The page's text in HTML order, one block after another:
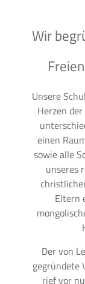
Wir
Unsere
Herzen
einen
sowie alle
unseres
Eltern
Der von
gegründete
rief vor